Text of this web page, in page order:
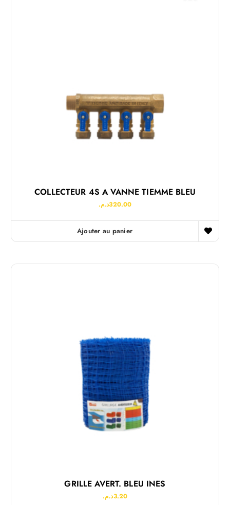
COLLECTEUR 4S A VANNE TIEMME BLEU
320.00د.م.
Ajouter au panier
GRILLE AVERT. BLEU INES
3.20د.م.